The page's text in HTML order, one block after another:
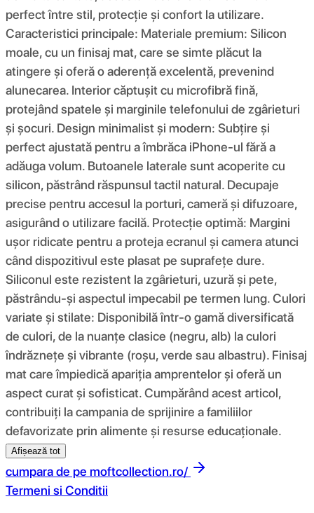
perfect între stil, protecție și confort la utilizare.
Caracteristici principale: Materiale premium: Silicon
moale, cu un finisaj mat, care se simte plăcut la
atingere și oferă o aderență excelentă, prevenind
alunecarea. Interior căptușit cu microfibră fină,
protejând spatele și marginile telefonului de zgârieturi
și șocuri. Design minimalist și modern: Subțire și
perfect ajustată pentru a îmbrăca iPhone-ul fără a
adăuga volum. Butoanele laterale sunt acoperite cu
silicon, păstrând răspunsul tactil natural. Decupaje
precise pentru accesul la porturi, cameră și difuzoare,
asigurând o utilizare facilă. Protecție optimă: Margini
ușor ridicate pentru a proteja ecranul și camera atunci
când dispozitivul este plasat pe suprafețe dure.
Siliconul este rezistent la zgârieturi, uzură și pete,
păstrându-și aspectul impecabil pe termen lung. Culori
variate și stilate: Disponibilă într-o gamă diversificată
de culori, de la nuanțe clasice (negru, alb) la culori
îndrăznețe și vibrante (roșu, verde sau albastru). Finisaj
mat care împiedică apariția amprentelor și oferă un
aspect curat și sofisticat. Cumpărând acest articol,
contribuiți la campania de sprijinire a familiilor
defavorizate prin alimente și resurse educaționale.
Afișează tot
cumpara de pe moftcollection.ro/
Termeni si Conditii